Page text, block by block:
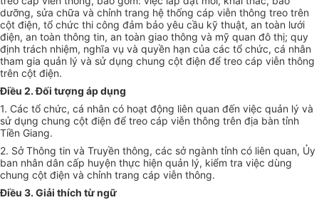
dưỡng, sửa chữa và chỉnh trang hệ thống cáp viễn thông treo trên
cột điện, tổ chức thi công đảm bảo yêu cầu kỹ thuật, an toàn lưới
điện, an toàn thông tin, an toàn giao thông và mỹ quan đô thị; quy
định trách nhiệm, nghĩa vụ và quyền hạn của các tổ chức, cá nhân
tham gia quản lý và sử dụng chung cột điện để treo cáp viễn thông
trên cột điện.
Điều 2. Đối tượng áp dụng
1. Các tổ chức, cá nhân có hoạt động liên quan đến việc quản lý và
sử dụng chung cột điện để treo cáp viễn thông trên địa bàn tỉnh
Tiền Giang.
2. Sở Thông tin và Truyền thông, các sở ngành tỉnh có liên quan, Ủy
ban nhân dân cấp huyện thực hiện quản lý, kiểm tra việc dùng
chung cột điện và chỉnh trang cáp viễn thông.
Điều 3. Giải thích từ ngữ